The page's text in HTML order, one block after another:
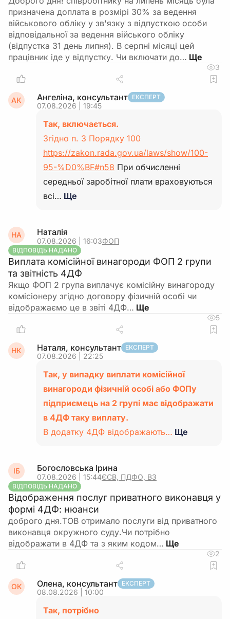
призначена доплата в розмірі 30% за ведення
військового обліку у зв'язку з відпусткою особи
відповідальної за ведення війського обліку
(відпустка 31 день липня). В серпні місяці цей
працівник іде у відпустку. Чи включати до…
3
АК Ангеліна, консультант ЕКСПЕРТ
07.08.2026 | 19:45
Так, включається.
Згідно п. 3 Порядку 100
https://zakon.rada.gov.ua/laws/show/100-
95-%D0%BF#n58 При обчисленні
середньої заробітної плати враховуються
всі… Ще
НА Наталія
07.08.2026 | 16:03ФОП
ВІДПОВІДЬ НАДАНО
Виплата комісійної винагороди ФОП 2 групи
та звітність 4ДФ
Якщо ФОП 2 група виплачує комісійну винагороду
комісіонеру згідно договору фізичній особі чи
відображаємо це в звіті 4ДФ…
5
НК Наталя, консультант ЕКСПЕРТ
07.08.2026 | 22:25
Так, у випадку виплати комісійної
винагороди фізичній особі або ФОПу
підприємець на 2 групі має відображати
в 4ДФ таку виплату.
В додатку 4ДФ відображають… Ще
ІБ Богословська Ірина
07.08.2026 | 15:44ЄСВ, ПДФО, ВЗ
ВІДПОВІДЬ НАДАНО
Відображення послуг приватного виконавця у
формі 4ДФ: нюанси
доброго дня.ТОВ отримало послуги від приватного
виконавця окружного суду.Чи потрібно
відображати в 4ДФ та з яким кодом…
2
ОК Олена, консультант ЕКСПЕРТ
08.08.2026 | 10:00
Так, потрібно